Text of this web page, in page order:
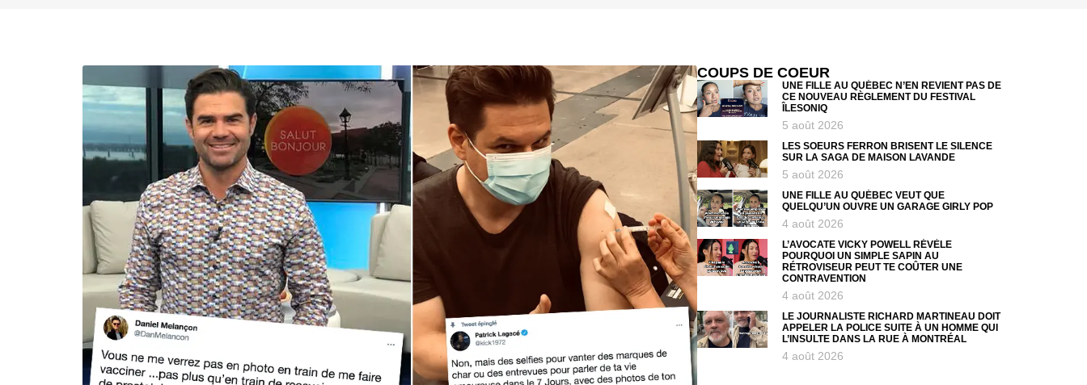
COUPS DE COEUR
UNE FILLE AU QUÉBEC N’EN REVIENT PAS DE
CE NOUVEAU RÈGLEMENT DU FESTIVAL
ÎLESONIQ
5 août 2026
LES SOEURS FERRON BRISENT LE SILENCE
SUR LA SAGA DE MAISON LAVANDE
5 août 2026
UNE FILLE AU QUÉBEC VEUT QUE
QUELQU’UN OUVRE UN GARAGE GIRLY POP
4 août 2026
L’AVOCATE VICKY POWELL RÉVÈLE
POURQUOI UN SIMPLE SAPIN AU
RÉTROVISEUR PEUT TE COÛTER UNE
CONTRAVENTION
4 août 2026
LE JOURNALISTE RICHARD MARTINEAU DOIT
APPELER LA POLICE SUITE À UN HOMME QUI
L’INSULTE DANS LA RUE À MONTRÉAL
4 août 2026